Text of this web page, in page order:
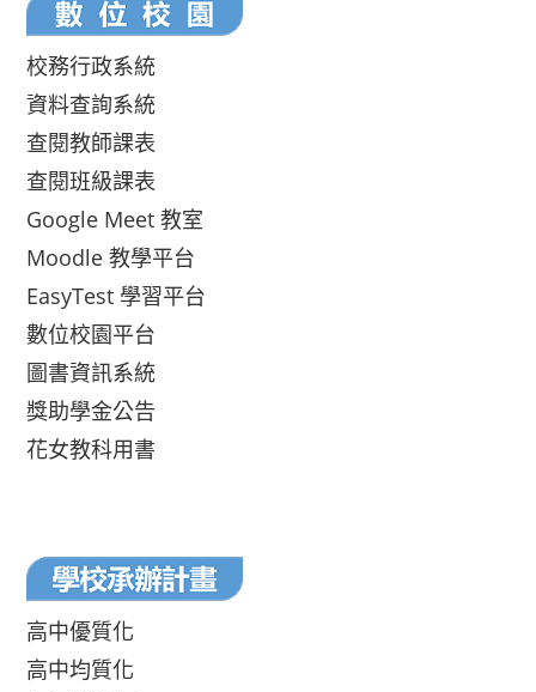
校務行政系統
資料查詢系統
查閱教師課表
查閱班級課表
Google Meet 教室
Moodle 教學平台
EasyTest 學習平台
數位校園平台
圖書資訊系統
獎助學金公告
花女教科用書
高中優質化
高中均質化